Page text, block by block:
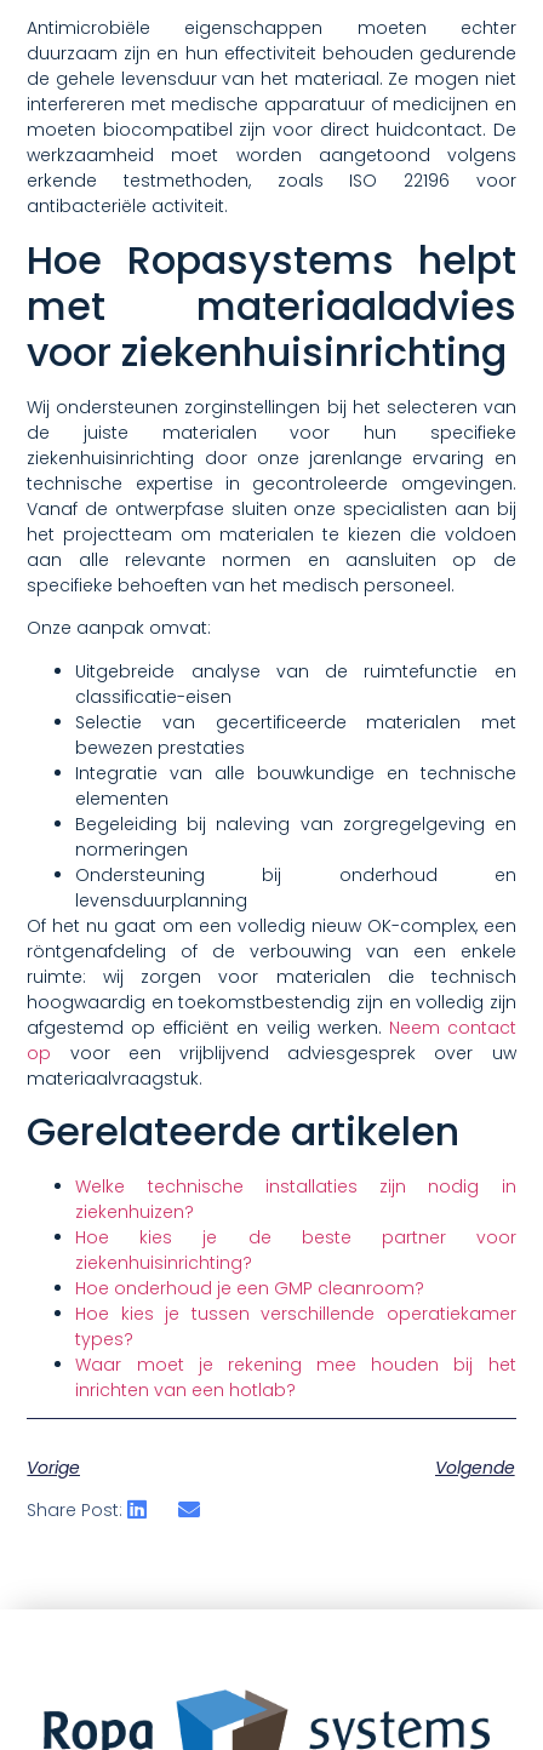
Antimicrobiële eigenschappen moeten echter
duurzaam zijn en hun effectiviteit behouden gedurende
de gehele levensduur van het materiaal. Ze mogen niet
interfereren met medische apparatuur of medicijnen en
moeten biocompatibel zijn voor direct huidcontact. De
werkzaamheid moet worden aangetoond volgens
erkende testmethoden, zoals ISO 22196 voor
antibacteriële activiteit.
Hoe Ropasystems helpt
met materiaaladvies
voor ziekenhuisinrichting
Wij ondersteunen zorginstellingen bij het selecteren van
de juiste materialen voor hun specifieke
ziekenhuisinrichting door onze jarenlange ervaring en
technische expertise in gecontroleerde omgevingen.
Vanaf de ontwerpfase sluiten onze specialisten aan bij
het projectteam om materialen te kiezen die voldoen
aan alle relevante normen en aansluiten op de
specifieke behoeften van het medisch personeel.
Onze aanpak omvat:
Uitgebreide analyse van de ruimtefunctie en
classificatie-eisen
Selectie van gecertificeerde materialen met
bewezen prestaties
Integratie van alle bouwkundige en technische
elementen
Begeleiding bij naleving van zorgregelgeving en
normeringen
Ondersteuning bij onderhoud en
levensduurplanning
Of het nu gaat om een volledig nieuw OK-complex, een
röntgenafdeling of de verbouwing van een enkele
ruimte: wij zorgen voor materialen die technisch
hoogwaardig en toekomstbestendig zijn en volledig zijn
afgestemd op efficiënt en veilig werken. Neem contact
op voor een vrijblijvend adviesgesprek over uw
materiaalvraagstuk.
Gerelateerde artikelen
Welke technische installaties zijn nodig in
ziekenhuizen?
Hoe kies je de beste partner voor
ziekenhuisinrichting?
Hoe onderhoud je een GMP cleanroom?
Hoe kies je tussen verschillende operatiekamer
types?
Waar moet je rekening mee houden bij het
inrichten van een hotlab?
Vorige
Volgende
Share Post: